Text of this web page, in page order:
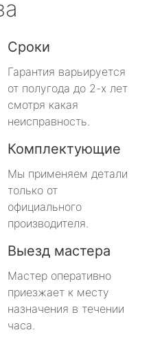
Сроки
Гарантия варьируется
от полугода до 2-х лет
смотря какая
неисправность.
Комплектующие
Мы применяем детали
только от
официального
производителя.
Выезд мастера
Мастер оперативно
приезжает к месту
назначения в течении
часа.